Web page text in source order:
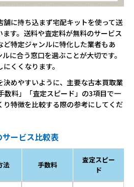
に持ち込まず宅配キットを使って送
す。送料や査定料が無料のサービス
特定ジャンルに特化した業者もあ
に合う窓口を選ぶことが大切です。
くくなります。
決めやすいように、主要な古本買取業
数料」「査定スピード」の3項目で一
り特徴を比較する際の参考にしてくだ
ービス比較表
法 手数料
査定スピー
ド